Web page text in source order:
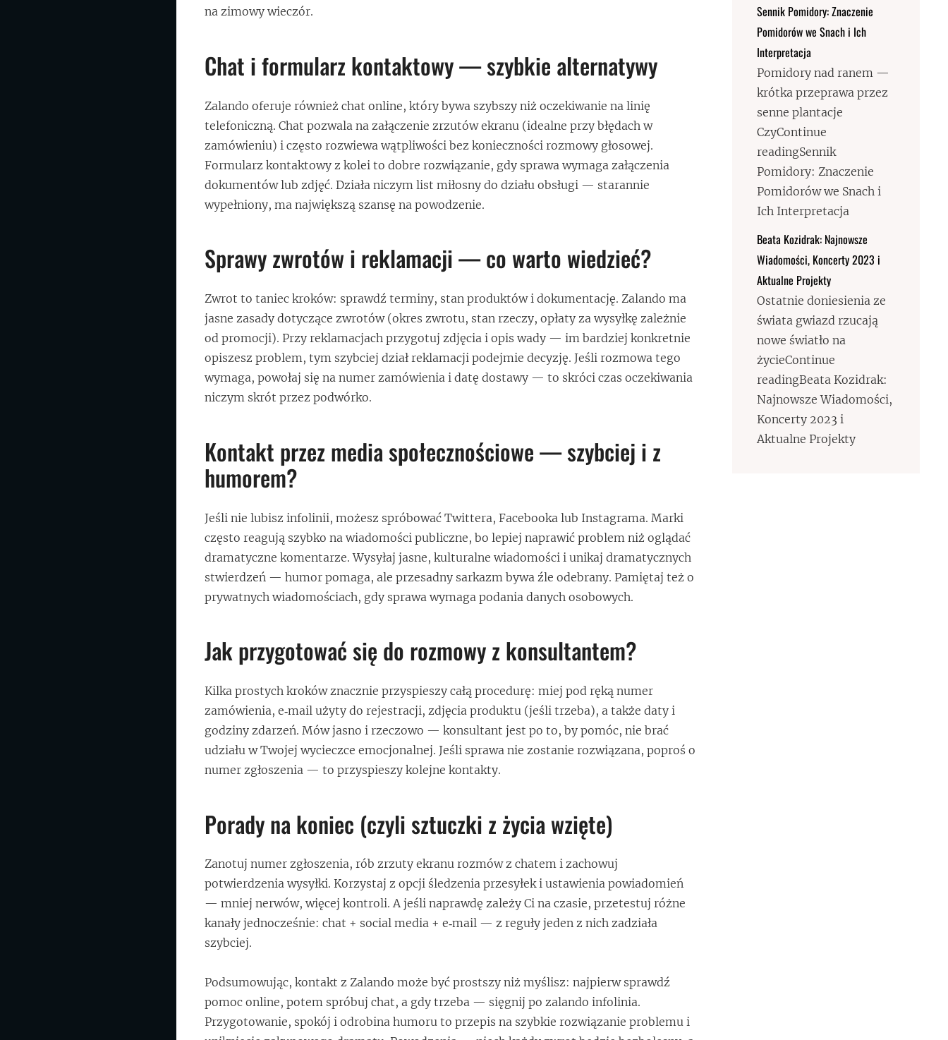
na zimowy wieczór.
Chat i formularz kontaktowy — szybkie alternatywy
Zalando oferuje również chat online, który bywa szybszy niż oczekiwanie na linię
telefoniczną. Chat pozwala na załączenie zrzutów ekranu (idealne przy błędach w
zamówieniu) i często rozwiewa wątpliwości bez konieczności rozmowy głosowej.
Formularz kontaktowy z kolei to dobre rozwiązanie, gdy sprawa wymaga załączenia
dokumentów lub zdjęć. Działa niczym list miłosny do działu obsługi — starannie
wypełniony, ma największą szansę na powodzenie.
Sprawy zwrotów i reklamacji — co warto wiedzieć?
Zwrot to taniec kroków: sprawdź terminy, stan produktów i dokumentację. Zalando ma
jasne zasady dotyczące zwrotów (okres zwrotu, stan rzeczy, opłaty za wysyłkę zależnie
od promocji). Przy reklamacjach przygotuj zdjęcia i opis wady — im bardziej konkretnie
opiszesz problem, tym szybciej dział reklamacji podejmie decyzję. Jeśli rozmowa tego
wymaga, powołaj się na numer zamówienia i datę dostawy — to skróci czas oczekiwania
niczym skrót przez podwórko.
Kontakt przez media społecznościowe — szybciej i z
humorem?
Jeśli nie lubisz infolinii, możesz spróbować Twittera, Facebooka lub Instagrama. Marki
często reagują szybko na wiadomości publiczne, bo lepiej naprawić problem niż oglądać
dramatyczne komentarze. Wysyłaj jasne, kulturalne wiadomości i unikaj dramatycznych
stwierdzeń — humor pomaga, ale przesadny sarkazm bywa źle odebrany. Pamiętaj też o
prywatnych wiadomościach, gdy sprawa wymaga podania danych osobowych.
Jak przygotować się do rozmowy z konsultantem?
Kilka prostych kroków znacznie przyspieszy całą procedurę: miej pod ręką numer
zamówienia, e‑mail użyty do rejestracji, zdjęcia produktu (jeśli trzeba), a także daty i
godziny zdarzeń. Mów jasno i rzeczowo — konsultant jest po to, by pomóc, nie brać
udziału w Twojej wycieczce emocjonalnej. Jeśli sprawa nie zostanie rozwiązana, poproś o
numer zgłoszenia — to przyspieszy kolejne kontakty.
Porady na koniec (czyli sztuczki z życia wzięte)
Zanotuj numer zgłoszenia, rób zrzuty ekranu rozmów z chatem i zachowuj
potwierdzenia wysyłki. Korzystaj z opcji śledzenia przesyłek i ustawienia powiadomień
— mniej nerwów, więcej kontroli. A jeśli naprawdę zależy Ci na czasie, przetestuj różne
kanały jednocześnie: chat + social media + e‑mail — z reguły jeden z nich zadziała
szybciej.
Podsumowując, kontakt z Zalando może być prostszy niż myślisz: najpierw sprawdź
pomoc online, potem spróbuj chat, a gdy trzeba — sięgnij po zalando infolinia.
Przygotowanie, spokój i odrobina humoru to przepis na szybkie rozwiązanie problemu i
Sennik Pomidory: Znaczenie
Pomidorów we Snach i Ich
Interpretacja
Pomidory nad ranem —
krótka przeprawa przez
senne plantacje
CzyContinue
readingSennik
Pomidory: Znaczenie
Pomidorów we Snach i
Ich Interpretacja
Beata Kozidrak: Najnowsze
Wiadomości, Koncerty 2023 i
Aktualne Projekty
Ostatnie doniesienia ze
świata gwiazd rzucają
nowe światło na
życieContinue
readingBeata Kozidrak:
Najnowsze Wiadomości,
Koncerty 2023 i
Aktualne Projekty